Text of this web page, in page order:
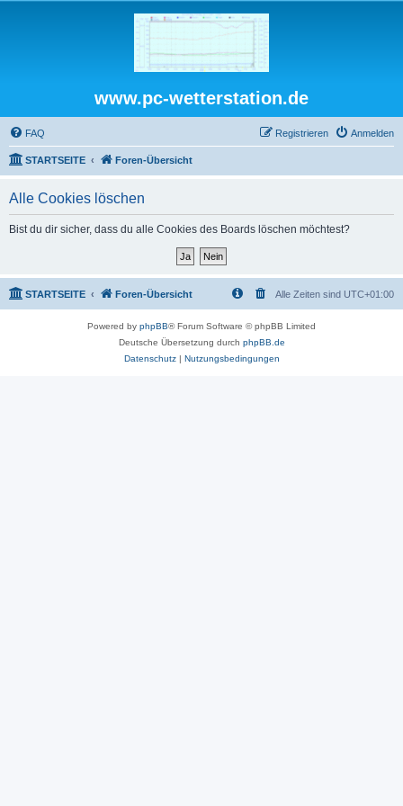
www.pc-wetterstation.de
FAQ Anmelden
Registrieren
STARTSEITE Foren-Übersicht
Alle Cookies löschen
Bist du dir sicher, dass du alle Cookies des Boards löschen möchtest?
STARTSEITE Foren-Übersicht Alle Zeiten sind UTC+01:00
Powered by phpBB® Forum Software © phpBB Limited
Deutsche Übersetzung durch phpBB.de
Datenschutz| Nutzungsbedingungen